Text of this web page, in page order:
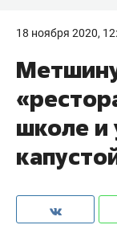
18 ноября 2020,
школе и